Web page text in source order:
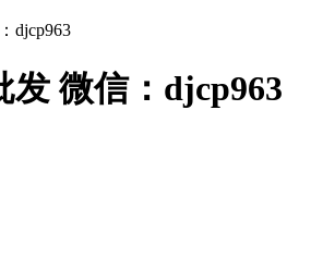
djcp963
微信：djcp963